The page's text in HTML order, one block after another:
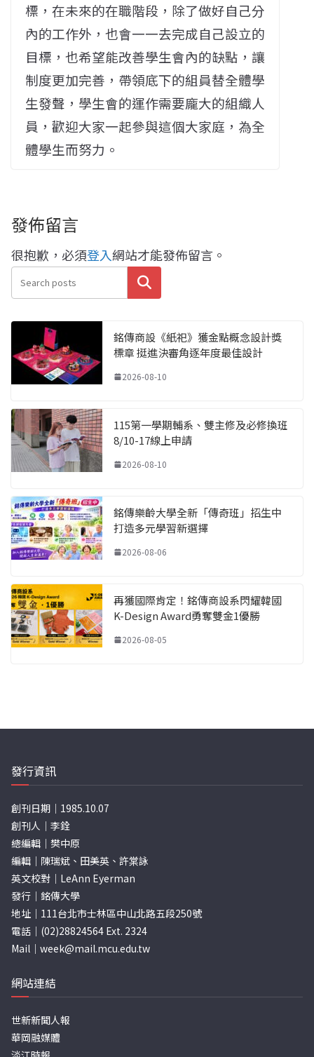
標，在未來的在職階段，除了做好自己分
內的工作外，也會一一去完成自己設立的
目標，也希望能改善學生會內的缺點，讓
制度更加完善，帶領底下的組員替全體學
生發聲，學生會的運作需要龐大的組織人
員，歡迎大家一起參與這個大家庭，為全
體學生而努力。
發佈留言
很抱歉，必須登入網站才能發佈留言。
搜尋
銘傳商設《紙祀》獲金點概念設計獎
標章 挺進決審角逐年度最佳設計
2026-08-10
115第一學期輔系、雙主修及必修換班
8/10-17線上申請
2026-08-10
銘傳樂齡大學全新「傳奇班」招生中
打造多元學習新選擇
2026-08-06
再獲國際肯定！銘傳商設系閃耀韓國
K-Design Award勇奪雙金1優勝
2026-08-05
發行資訊
創刊日期｜1985.10.07
創刊人｜李銓
總編輯｜樊中原
編輯｜陳瑞斌、田美英、許棠詠
英文校對｜LeAnn Eyerman
發行｜銘傳大學
地址｜111台北市士林區中山北路五段250號
電話｜(02)28824564 Ext. 2324
Mail｜ week@mail.mcu.edu.tw
網站連結
世新新聞人報
華岡融媒體